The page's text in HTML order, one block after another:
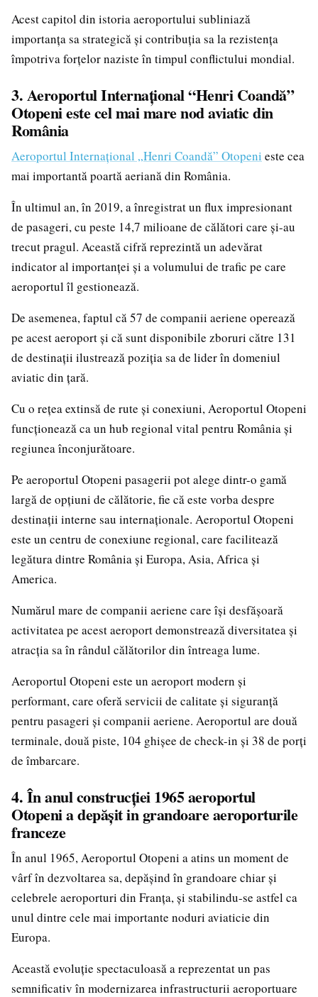
Acest capitol din istoria aeroportului subliniază
importanța sa strategică și contribuția sa la rezistența
împotriva forțelor naziste în timpul conflictului mondial.
3. Aeroportul Internațional “Henri Coandă”
Otopeni este cel mai mare nod aviatic din
România
Aeroportul Internațional „Henri Coandă” Otopeni este cea
mai importantă poartă aeriană din România.
În ultimul an, în 2019, a înregistrat un flux impresionant
de pasageri, cu peste 14,7 milioane de călători care și-au
trecut pragul. Această cifră reprezintă un adevărat
indicator al importanței și a volumului de trafic pe care
aeroportul îl gestionează.
De asemenea, faptul că 57 de companii aeriene operează
pe acest aeroport și că sunt disponibile zboruri către 131
de destinații ilustrează poziția sa de lider în domeniul
aviatic din țară.
Cu o rețea extinsă de rute și conexiuni, Aeroportul Otopeni
funcționează ca un hub regional vital pentru România și
regiunea înconjurătoare.
Pe aeroportul Otopeni pasagerii pot alege dintr-o gamă
largă de opțiuni de călătorie, fie că este vorba despre
destinații interne sau internaționale. Aeroportul Otopeni
este un centru de conexiune regional, care facilitează
legătura dintre România și Europa, Asia, Africa și
America.
Numărul mare de companii aeriene care își desfășoară
activitatea pe acest aeroport demonstrează diversitatea și
atracția sa în rândul călătorilor din întreaga lume.
Aeroportul Otopeni este un aeroport modern și
performant, care oferă servicii de calitate și siguranță
pentru pasageri și companii aeriene. Aeroportul are două
terminale, două piste, 104 ghișee de check-in și 38 de porți
de îmbarcare.
4. În anul construcției 1965 aeroportul
Otopeni a depășit in grandoare aeroporturile
franceze
În anul 1965, Aeroportul Otopeni a atins un moment de
vârf în dezvoltarea sa, depășind în grandoare chiar și
celebrele aeroporturi din Franța, și stabilindu-se astfel ca
unul dintre cele mai importante noduri aviaticie din
Europa.
Această evoluție spectaculoasă a reprezentat un pas
semnificativ în modernizarea infrastructurii aeroportuare